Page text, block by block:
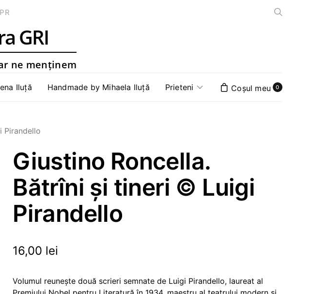
GRI
ne menținem
Iluță Handmade by Mihaela Iluță Prieteni 0
Pirandello
Giustino Roncella.
Bătrîni și tineri © Luigi
Pirandello
16,00 lei
Volumul reunește două scrieri semnate de Luigi Pirandello, laureat al